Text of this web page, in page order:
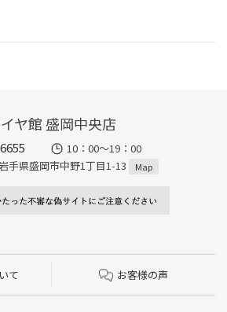
ヤ館 盛岡中央店
10：00～19：00
手県盛岡市中野1丁目1-13
Map
て お客様の声